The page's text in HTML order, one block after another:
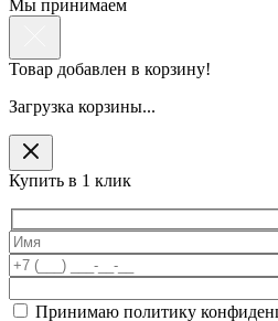
Мы принимаем
Товар добавлен в корзину!
Загрузка корзины...
Купить в 1 клик
Принимаю политику